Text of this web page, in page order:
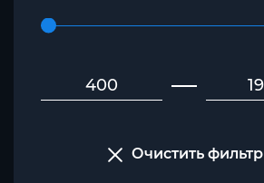
Очистить фильтр